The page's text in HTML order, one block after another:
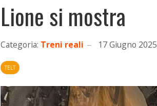
Lione si mostra
Categoria: Treni reali 17 Giugno 2025
TELT